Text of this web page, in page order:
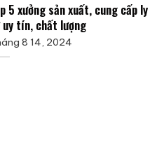
5 xưởng sản xuất, cung cấp ly
uy tín, chất lượng
8 14, 2024